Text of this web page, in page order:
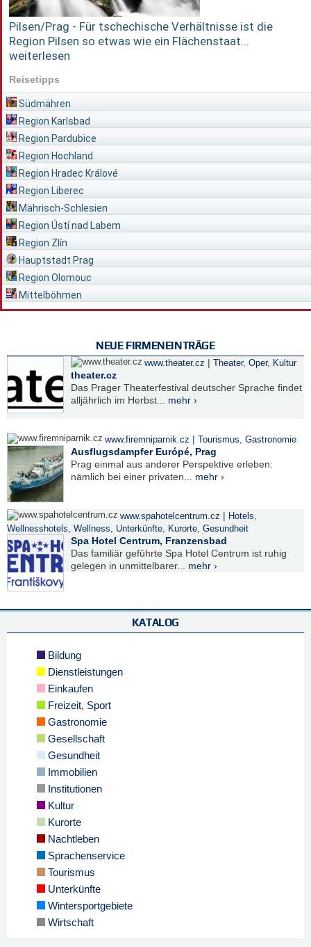
Pilsen/Prag - Für tschechische Verhältnisse ist die
Region Pilsen so etwas wie ein Flächenstaat...
weiterlesen
Reisetipps
Südmähren
Region Karlsbad
Region Pardubice
Region Hochland
Region Hradec Králové
Region Liberec
Mährisch-Schlesien
Region Ústí nad Labem
Region Zlín
Hauptstadt Prag
Region Olomouc
Mittelböhmen
NEUE FIRMENEINTRÄGE
www.theater.cz | Theater, Oper, Kultur
theater.cz
Das Prager Theaterfestival deutscher Sprache findet
alljährlich im Herbst... mehr ›
www.firemniparnik.cz | Tourismus Gastronomie
Ausflugsdampfer Európé, Prag
Prag einmal aus anderer Perspektive erleben:
nämlich bei einer privaten... mehr ›
www.spahotelcentrum.cz | Hotels
Wellnesshotels
Wellness Unterkünfte Kurorte Gesundheit
Spa Hotel Centrum, Franzensbad
Das familiär geführte Spa Hotel Centrum ist ruhig
gelegen in unmittelbarer... mehr ›
KATALOG
Bildung
Dienstleistungen
Einkaufen
Freizeit, Sport
Gastronomie
Gesellschaft
Gesundheit
Immobilien
Institutionen
Kultur
Kurorte
Nachtleben
Sprachenservice
Tourismus
Unterkünfte
Wintersportgebiete
Wirtschaft